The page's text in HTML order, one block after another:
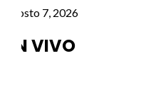
Saltar
contenido
agosto 7, 2026
EN VIVO